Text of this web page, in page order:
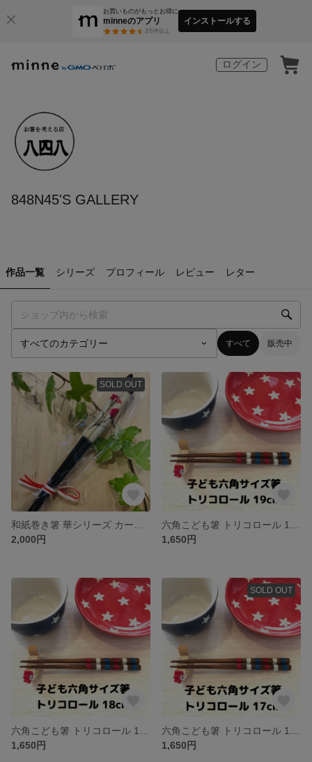
お買いものがもっとお得に
minneのアプリ
3万件以上
インストールする
ログイン
848N45'S GALLERY
作品一覧 シリーズ プロフィール レビュー レター
すべて 販売中
SOLD OUT
2,000円
1,650円
1,650円
SOLD OUT
1,650円